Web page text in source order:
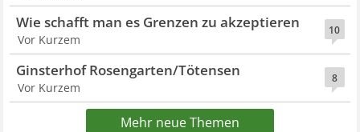
10
Wie schafft man es Grenzen zu akzeptieren
Vor Kurzem
8
Ginsterhof Rosengarten/Tötensen
Vor Kurzem
Mehr neue Themen